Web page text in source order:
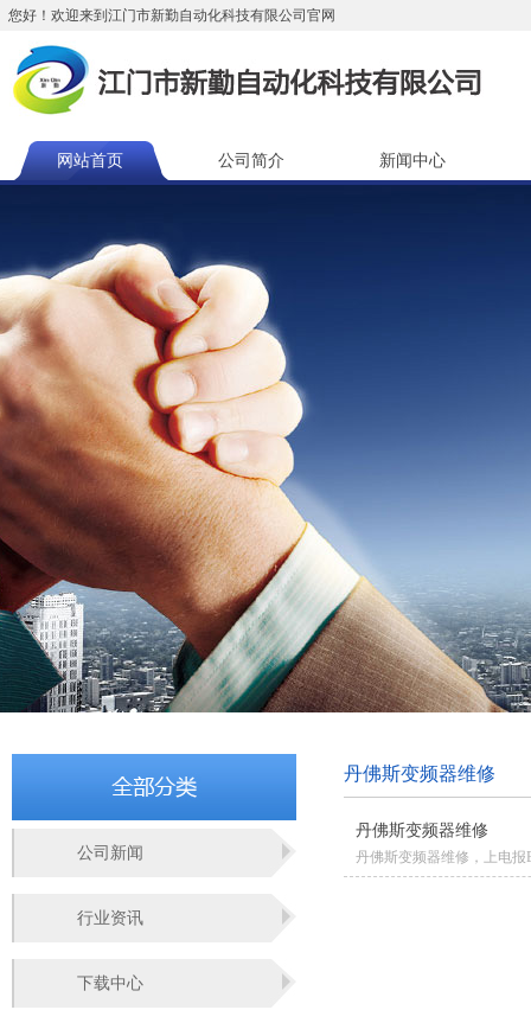
您好！欢迎来到江门市新勤自动化科技有限公司官网
网站首页 公司简介 新闻中心
公司新闻
行业资讯
下载中心
丹佛斯变频器维修
丹佛斯变频器维修
丹佛斯变频器维修，上电报